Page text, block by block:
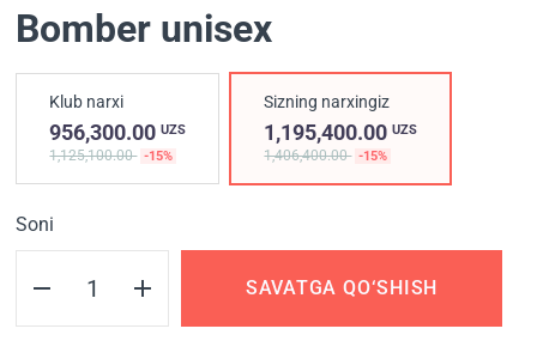
Bomber unisex
Klub narxi
956,300.00 UZS
1,125,100.00 -15%
Sizning narxingiz
1,195,400.00UZS
1,406,400.00 -15%
Soni
SAVATGA QO‘SHISH